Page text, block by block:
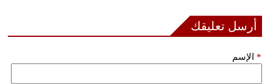
أرسل تعليقك
الإسم *